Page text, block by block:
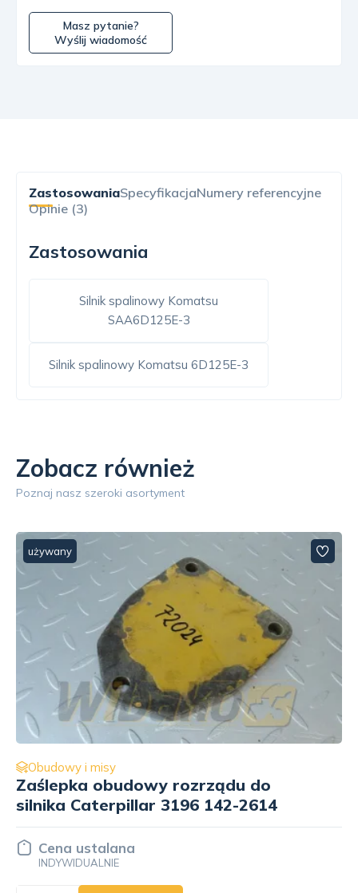
Masz pytanie?
Wyślij wiadomość
ZastosowaniaSpecyfikacjaNumery referencyjne
Opinie (3)
Zastosowania
Silnik spalinowy Komatsu
SAA6D125E-3
Silnik spalinowy Komatsu 6D125E-3
Zobacz również
Poznaj nasz szeroki asortyment
używany
Obudowy i misy
Obudowa koła zamachowego do
silnika Caterpillar 3196 177-7463
Cena ustalana
INDYWIDUALNIE